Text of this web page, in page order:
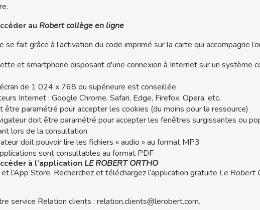
au Robert collège en ligne
se fait grâce à l’activation du code imprimé sur la carte qui accompagne
et smartphone disposant d'une connexion à Internet sur un système
de 1 024 x 768 ou supérieure est conseillée
Internet : Google Chrome, Safari, Edge, Firefox, Opera, etc.
être paramétré pour accepter les cookies (du moins pour la ressource)
doit être paramétré pour accepter les fenêtres surgissantes ou
lors de la consultation
doit pouvoir lire les fichiers « audio » au format MP3
sont consultables au format PDF
à l’application LE ROBERT ORTHO
l’App Store. Recherchez et téléchargez l’application gratuite Le Robert
service Relation clients : relation.clients@lerobert.com.